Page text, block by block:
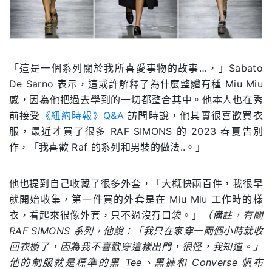
「這是一個系列關於我所喜愛事物的故事…，」Sabato
De Sarno 表示，這或許解釋了為什麼整體有種 Miu Miu
感，因為他把過去學到的一切都整合其中。他本人也在秀
前接受 《紐約時報》Q&A 訪問時說，他其實很喜歡買衣
服，最近才買了很多 RAF SIMONS 的 2023 春夏告別
作，「我喜歡 Raf 的系列和男裝的做法..。」
他也提到自己收藏了很多外套，「大概快兩百件，我很早
就開始收集，第一件買的外套是在 Miu Miu 工作時的樣
衣，看起來很像外套，只不過沒有口袋。」
（備註，有關
RAF SIMONS 系列，他說：「我只在家穿一兩個小時就收
回衣櫥了，因為我不喜歡穿這樣出門，很怪，我知道。」
他的制服就是標準的黑 Tee、黑褲和 Converse 帆布